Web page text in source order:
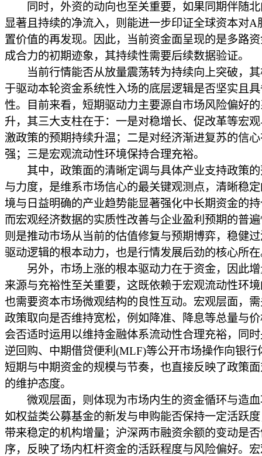
同时，外资的动向也至关重要，如果同期伴随北
显著且持续的净流入，则能进一步印证全球资本对A
置价值的再发现。因此，当前资金面呈现的是多路
成合力的初期迹象，其持续性需要后续数据验证。
当前行情能否从放量震荡转为持续向上突破，其
于驱动本轮资金系统性入场的底层逻辑是否坚实且
性。目前来看，短期驱动力主要源自市场风险偏好
升，其三大支柱在于：一是对稳增长、促改革等宏
激政策的预期持续升温；二是对经济渐进复苏的信
强；三是宏观流动性环境保持合理充裕。
其中，政策面的清晰定调与具体产业支持政策的
与力度，是维系市场信心的最关键观测点，清晰稳
境与日益明确的产业趋势能显著强化中长期资金的
而宏观经济数据的实质性改善与企业盈利预期的普
则是推动市场从当前的估值修复与预期博弈，稳健
驱动逻辑的根本动力，也是行情发展后劲的核心所
另外，市场上涨的根本驱动力在于资金，因此增
来源与充裕性至关重要，这既依赖于宏观流动性环
也需要资本市场微观结构的良性互动。宏观层面，
政策取向是否维持宽松，例如降准、降息等总量与
会否适时运用以维持金融体系流动性合理充裕，同
逆回购、中期借贷便利(MLF)等公开市场操作向银行
短期与中期资金的规模与节奏，也直接反映了政策
的维护态度。
微观层面，则体现为市场内生的资金循环与造血
如权益类公募基金的新发与申购能否保持一定活跃
带来稳定的机构增量；沪深两市融资余额的变动是
序，反映了场内杠杆资金的活跃程度与风险偏好。